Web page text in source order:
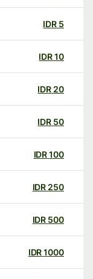
IDR
IDR
20
IDR
50
IDR
100
IDR
250
IDR
500
IDR
1000
IDR